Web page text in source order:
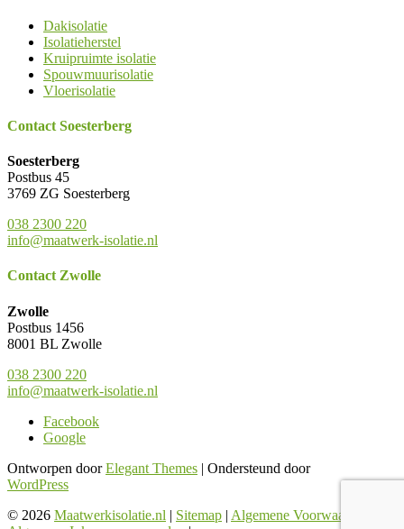
Dakisolatie
Isolatieherstel
Kruipruimte isolatie
Spouwmuurisolatie
Vloerisolatie
Contact Soesterberg
Soesterberg
Postbus 45
3769 ZG Soesterberg
038 2300 220
info@maatwerk-isolatie.nl
Contact Zwolle
Zwolle
Postbus 1456
8001 BL Zwolle
038 2300 220
info@maatwerk-isolatie.nl
Facebook
Google
Ontworpen doorElegant Themes | Ondersteund door
WordPress
© 2026 Maatwerkisolatie.nl | Sitemap | Algemene Voorwaarden